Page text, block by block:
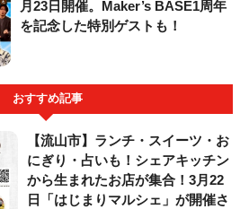
月23日開催。Maker’s BASE1周年
を記念した特別ゲストも！
おすすめ記事
【流山市】ランチ・スイーツ・お
にぎり・占いも！シェアキッチン
から生まれたお店が集合！3月22
日「はじまりマルシェ」が開催さ